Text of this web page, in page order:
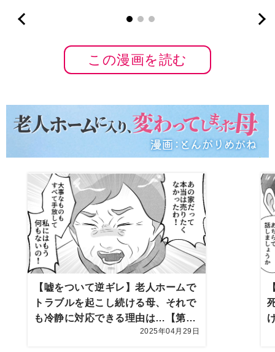
この漫画を読む
【嘘をついて逆ギレ】老人ホームで
トラブルを起こし続ける母、それで
も冷静に対応できる理由は…【第10
2025年04月29日